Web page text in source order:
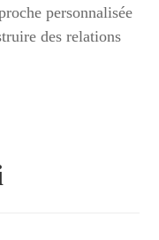
personnalisée
des relations